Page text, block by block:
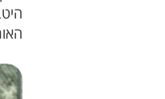
האורחת